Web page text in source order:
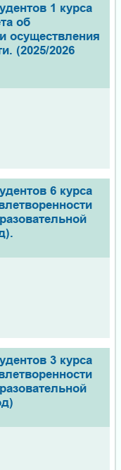
1 курса
об
осуществления
(2025/2026
6 курса
3 курса